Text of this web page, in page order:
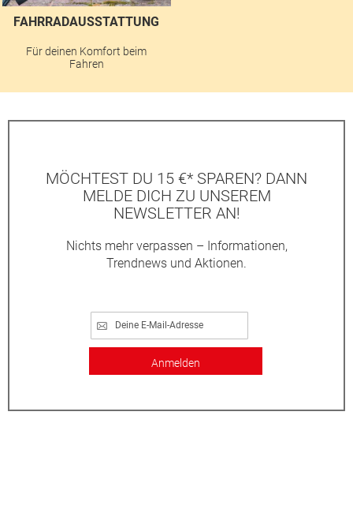
FAHRRADAUSSTATTUNG
Für deinen Komfort beim
Fahren
MÖCHTEST DU 15 €* SPAREN? DANN
MELDE DICH ZU UNSEREM
NEWSLETTER AN!
Nichts mehr verpassen – Informationen,
Trendnews und Aktionen.
Anmelden